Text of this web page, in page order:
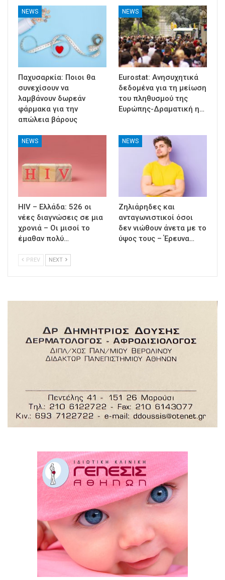
NEWS
Παχυσαρκία: Ποιοι θα
συνεχίσουν να
λαμβάνουν δωρεάν
φάρμακα για την
απώλεια βάρους
NEWS
Eurostat: Ανησυχητικά
δεδομένα για τη μείωση
του πληθυσμού της
Ευρώπης-Δραματική η…
NEWS
HIV – Ελλάδα: 526 οι
νέες διαγνώσεις σε μια
χρονιά – Οι μισοί το
έμαθαν πολύ…
NEWS
Ζηλιάρηδες και
ανταγωνιστικοί όσοι
δεν νιώθουν άνετα με το
ύψος τους – Έρευνα…
PREV NEXT